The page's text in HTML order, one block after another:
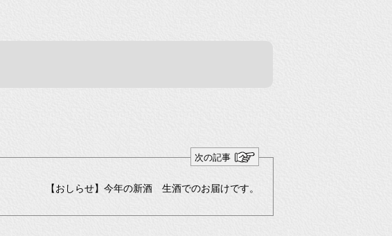
次の記事
【おしらせ】今年の新酒 生酒でのお届けです。